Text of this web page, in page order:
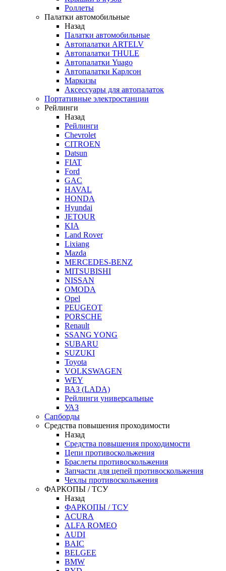
Роллеты
Палатки автомобильные
Назад
Палатки автомобильные
Автопалатки ARTELV
Автопалатки THULE
Автопалатки Yuago
Автопалатки Карлсон
Маркизы
Аксессуары для автопалаток
Портативные электростанции
Рейлинги
Назад
Рейлинги
Chevrolet
CITROEN
Datsun
FIAT
Ford
GAC
HAVAL
HONDA
Hyundai
JETOUR
KIA
Land Rover
Lixiang
Mazda
MERCEDES-BENZ
MITSUBISHI
NISSAN
OMODA
Opel
PEUGEOT
PORSCHE
Renault
SSANG YONG
SUBARU
SUZUKI
Toyota
VOLKSWAGEN
WEY
ВАЗ (LADA)
Рейлинги универсальные
УАЗ
Сапборды
Средства повышения проходимости
Назад
Средства повышения проходимости
Цепи противоскольжения
Браслеты противоскольжения
Запчасти для цепей противоскольжения
Чехлы противоскольжения
ФАРКОПЫ / ТСУ
Назад
ФАРКОПЫ / ТСУ
ACURA
ALFA ROMEO
AUDI
BAIC
BELGEE
BMW